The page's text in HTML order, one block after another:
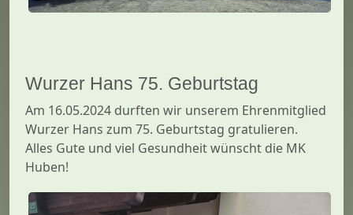
Wurzer Hans 75. Geburtstag
Am 16.05.2024 durften wir unserem Ehrenmitglied
Wurzer Hans zum 75. Geburtstag gratulieren.
Alles Gute und viel Gesundheit wünscht die MK
Huben!